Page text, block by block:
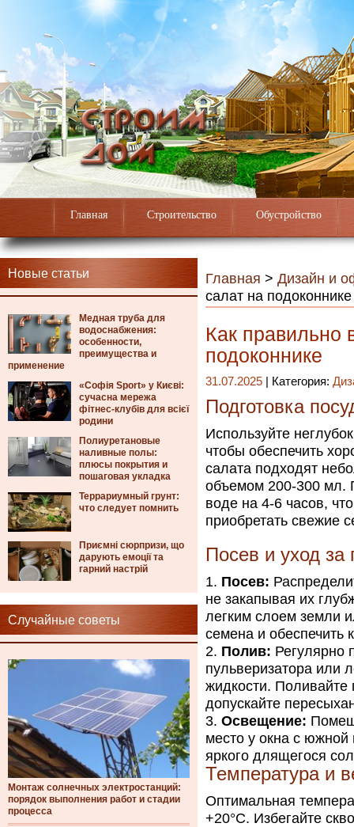
Главная Строительство Обустройство
Новые статьи
Медная труба для
водоснабжения:
особенности,
преимущества и
применение
«Софія Sport» у Києві:
сучасна мережа
фітнес-клубів для всієї
родини
Полиуретановые
наливные полы:
плюсы покрытия и
пошаговая укладка
Террариумный грунт:
что следует помнить
Приємні сюрпризи, що
дарують емоції та
гарний настрій
Случайные советы
Монтаж солнечных электростанций:
порядок выполнения работ и стадии
процесса
Главная > Дизайн и
салат на подоконнике
Как правильно
подоконнике
31.07.2025 | Категория:
Подготовка
Используйте
чтобы обеспечить
салата подходят
объемом 200-300 мл.
воде на 4-6 часов,
приобретать свежие
Посев и уход за
Посев:
не закапывая их
легким слоем земли
семена и обеспечить
Полив: Регулярно
пульверизатора или
жидкости.
допускайте
Освещение:
место у окна с
яркого длящегося
Температура и
Оптимальная
+20°C. Избегайте